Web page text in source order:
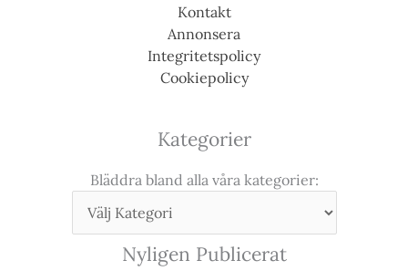
Kontakt
Annonsera
Integritetspolicy
Cookiepolicy
Kategorier
Bläddra bland alla våra kategorier:
Nyligen Publicerat